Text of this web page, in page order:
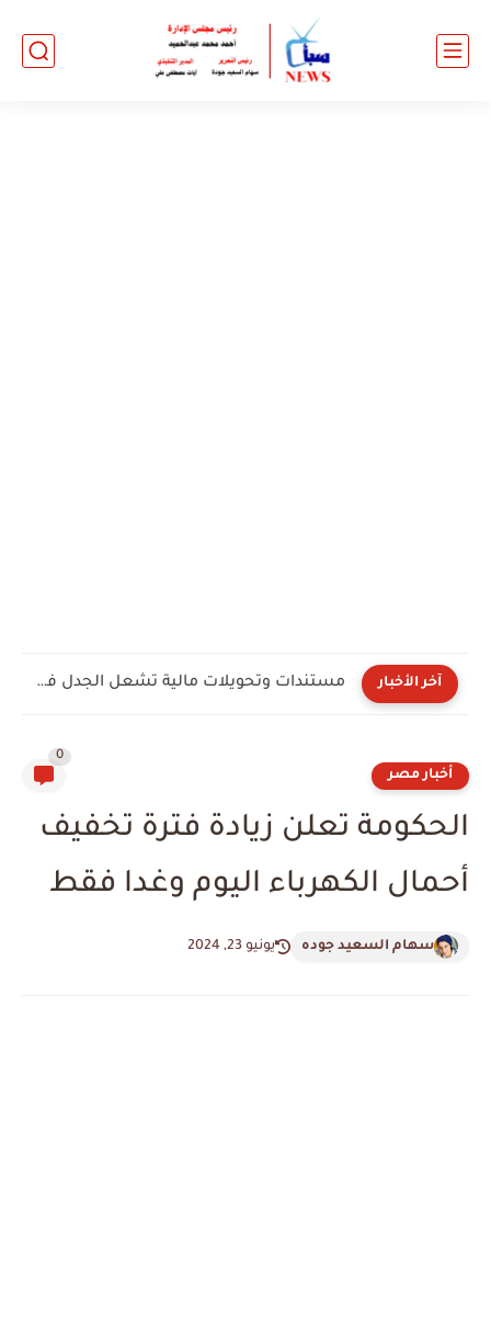
آخر الأخبار مستندات وتحويلات مالية تشعل الجدل فى مغاغة.. مطالبات بالتحقيق فى...
أخبار مصر
0
الحكومة تعلن زيادة فترة تخفيف
أحمال الكهرباء اليوم وغدا فقط
سهام السعيد جوده يونيو 23, 2024